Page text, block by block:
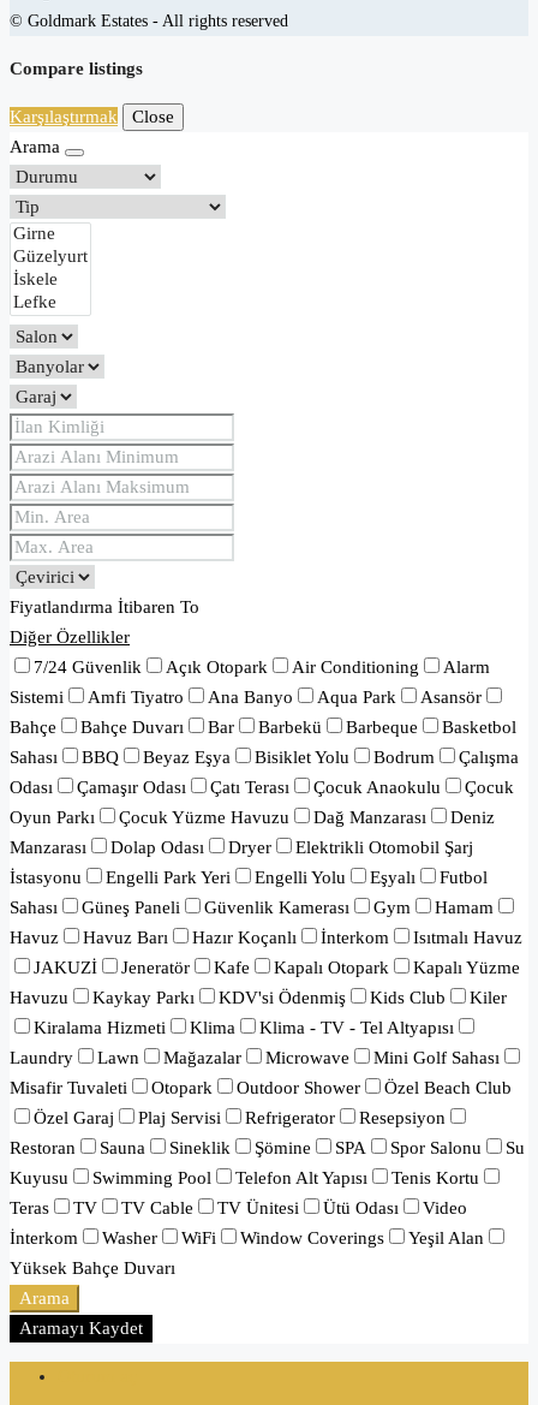
© Goldmark Estates - All rights reserved
Compare listings
Karşılaştırmak
Close
Arama
Fiyatlandırma İtibaren To
Diğer Özellikler
7/24 Güvenlik
Açık Otopark Air Conditioning
Alarm
Sistemi
Amfi Tiyatro Ana Banyo Aqua Park
Asansör
Bahçe
Bahçe Duvarı Bar Barbekü Barbeque
Basketbol
Sahası
BBQ Beyaz Eşya Bisiklet Yolu Bodrum
Çalışma
Odası
Çamaşır Odası Çatı Terası Çocuk Anaokulu
Çocuk
Oyun Parkı
Çocuk Yüzme Havuzu Dağ Manzarası
Deniz
Manzarası
Dolap Odası Dryer
Elektrikli Otomobil Şarj
İstasyonu
Engelli Park Yeri Engelli Yolu Eşyalı
Futbol
Sahası
Güneş Paneli Güvenlik Kamerası Gym
Hamam
Havuz
Havuz Barı Hazır Koçanlı İnterkom
Isıtmalı Havuz
JAKUZİ
Jeneratör Kafe Kapalı Otopark
Kapalı Yüzme
Havuzu
Kaykay Parkı KDV'si Ödenmiş Kids Club
Kiler
Kiralama Hizmeti
Klima
Klima - TV - Tel Altyapısı
Laundry
Lawn Mağazalar Microwave
Mini Golf Sahası
Misafir Tuvaleti
Otopark Outdoor Shower
Özel Beach Club
Özel Garaj
Plaj Servisi Refrigerator
Resepsiyon
Restoran
Sauna Sineklik Şömine SPA Spor Salonu
Su
Kuyusu
Swimming Pool Telefon Alt Yapısı
Tenis Kortu
Teras
TV TV Cable TV Ünitesi Ütü Odası
Video
İnterkom
Washer WiFi Window Coverings
Yeşil Alan
Yüksek Bahçe Duvarı
Arama
Aramayı Kaydet